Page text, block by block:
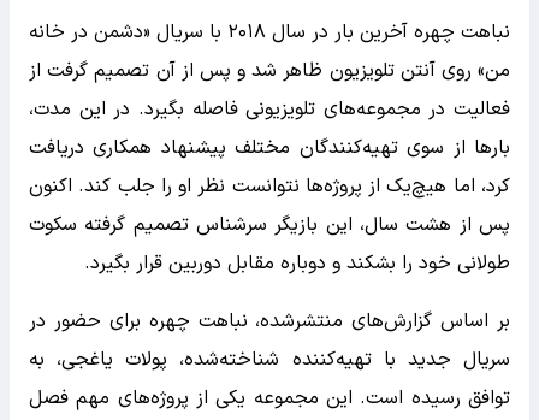
نباهت چهره آخرین بار در سال ۲۰۱۸ با سریال «دشمن در خانه
من» روی آنتن تلویزیون ظاهر شد و پس از آن تصمیم گرفت از
فعالیت در مجموعه‌های تلویزیونی فاصله بگیرد. در این مدت،
بارها از سوی تهیه‌کنندگان مختلف پیشنهاد همکاری دریافت
کرد، اما هیچ‌یک از پروژه‌ها نتوانست نظر او را جلب کند. اکنون
پس از هشت سال، این بازیگر سرشناس تصمیم گرفته سکوت
طولانی خود را بشکند و دوباره مقابل دوربین قرار بگیرد.
بر اساس گزارش‌های منتشرشده، نباهت چهره برای حضور در
سریال جدید با تهیه‌کننده شناخته‌شده، پولات یاغجی، به
توافق رسیده است. این مجموعه یکی از پروژه‌های مهم فصل